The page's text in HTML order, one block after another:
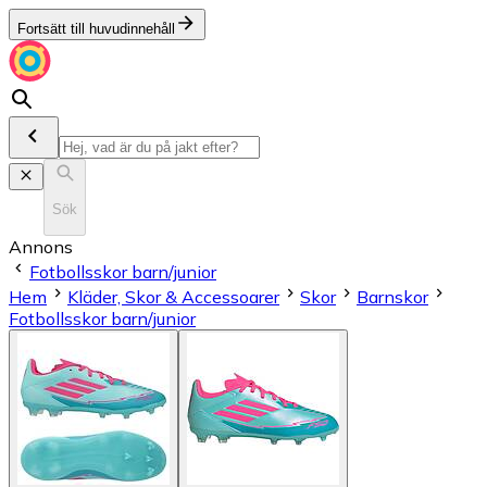
Fortsätt till huvudinnehåll
Sök
Annons
Fotbollsskor barn/junior
Hem
Kläder, Skor & Accessoarer Skor
Barnskor
Fotbollsskor barn/junior